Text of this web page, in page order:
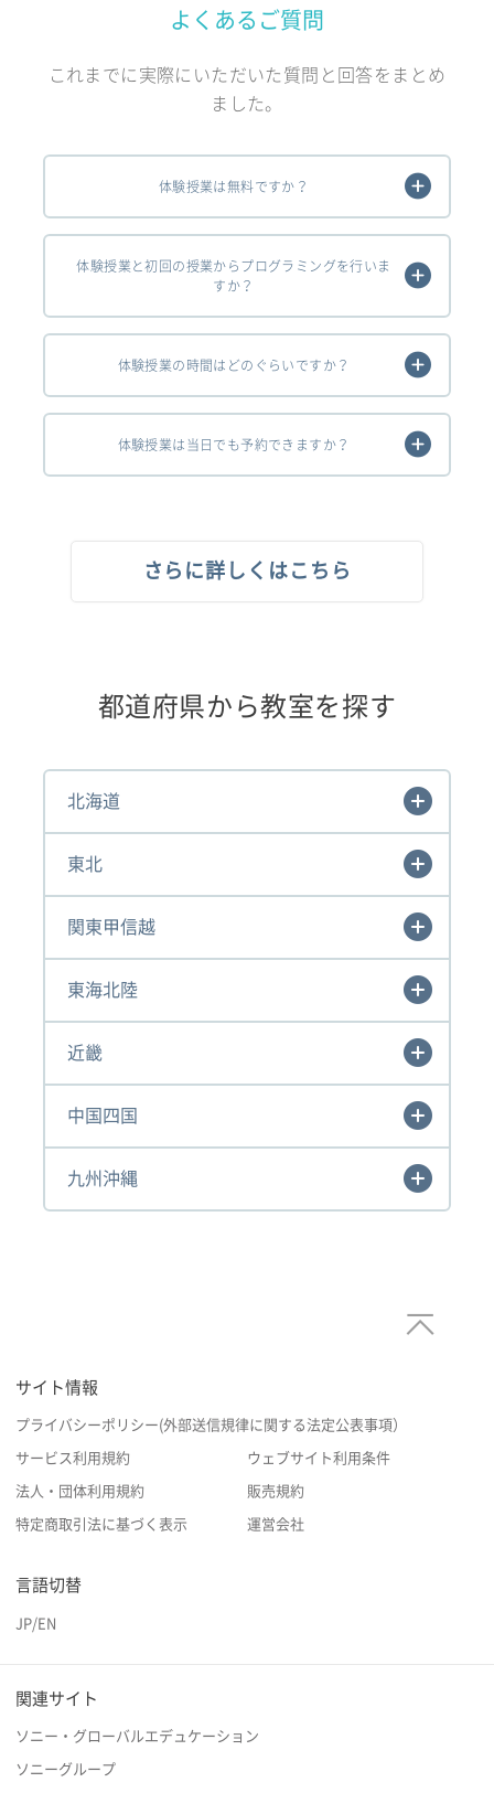
よくあるご質問
これまでに実際にいただいた質問と回答をまとめ
ました。
体験授業は無料ですか？
体験授業と初回の授業からプログラミングを行いま
すか？
体験授業の時間はどのぐらいですか？
体験授業は当日でも予約できますか？
さらに詳しくはこちら
都道府県から教室を探す
北海道
東北
関東甲信越
東海北陸
近畿
中国四国
九州沖縄
サイト情報
プライバシーポリシー(外部送信規律に関する法定公表事項）
サービス利用規約 ウェブサイト利用条件
法人・団体利用規約 販売規約
特定商取引法に基づく表示 運営会社
言語切替
JP/EN
関連サイト
ソニー・グローバルエデュケーション
ソニーグループ